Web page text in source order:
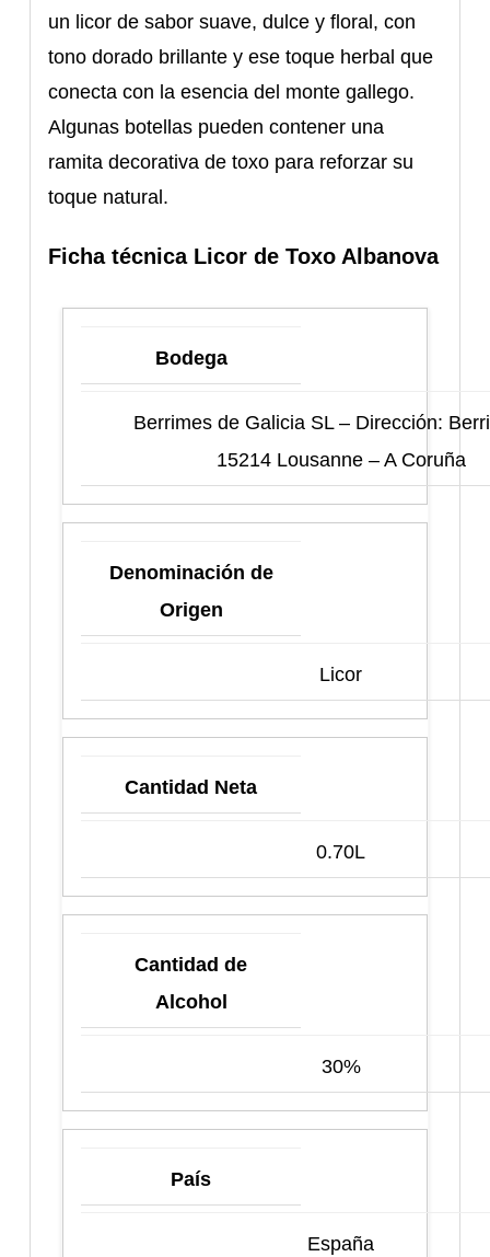
un licor de sabor suave, dulce y floral, con
tono dorado brillante y ese toque herbal que
conecta con la esencia del monte gallego.
Algunas botellas pueden contener una
ramita decorativa de toxo para reforzar su
toque natural.
Ficha técnica Licor de Toxo Albanova
Bodega
Berrimes de Galicia SL – Dirección:
15214 Lousanne – A Coruña
Denominación de
Origen
Licor
Cantidad Neta
0.70L
Cantidad de
Alcohol
30%
País
España